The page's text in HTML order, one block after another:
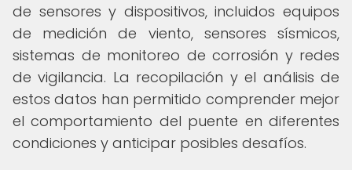
de sensores y dispositivos, incluidos equipos
de medición de viento, sensores sísmicos,
sistemas de monitoreo de corrosión y redes
de vigilancia. La recopilación y el análisis de
estos datos han permitido comprender mejor
el comportamiento del puente en diferentes
condiciones y anticipar posibles desafíos.